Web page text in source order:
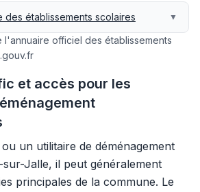
des établissements scolaires ▼
officiel des établissements
et accès pour les
un utilitaire de déménagement
Jalle, il peut généralement
principales de la commune. Le